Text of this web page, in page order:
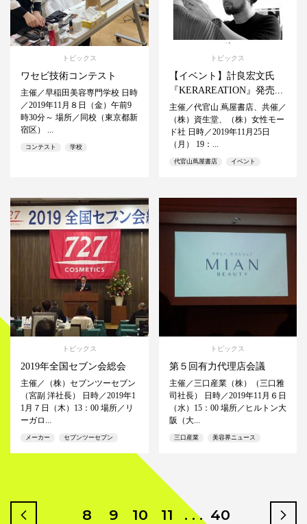
トピックス
ワセビ技術コンテスト
主催／早稲田美容専門学校 日時
／2019年11月８日（金）午前9
時30分～ 場所／同校（東京都新
宿区） ...
コンテスト 学校
トピックス
【イベント】計良宏文氏
『KERAREATION』発売...
主催／代官山 蔦屋書店、共催／
（株）資生堂、（株）女性モー
ド社 日時／2019年11月25日
（月） 19：...
代官山蔦屋書店 イベント
トピックス
2019年全国セブン会総会
主催／（株）セブンツーセブン
（宮副 洋社長） 日時／2019年1
1月７日（木）13：00 場所／リ
ーガロ...
メーカー セブンツーセブン
トピックス
第５回有力代理店会議
主催／三口産業（株）（三口雅
司社長） 日時／2019年11月６日
（水）15：00 場所／ヒルトン大
阪（大...
三口産業 美容界ニュース
8 9 10 11 . . . 40